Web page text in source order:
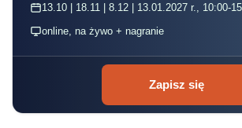
13.10 | 18.11 | 8.12 | 13.01.2027 r., 10:00-
online, na żywo + nagranie
Zapisz się